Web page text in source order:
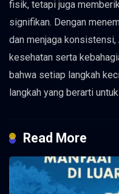
fisik, tetapi juga
signifikan. Dengan
dan menjaga
kesehatan serta
bahwa setiap langkah
langkah yang berarti
Read More